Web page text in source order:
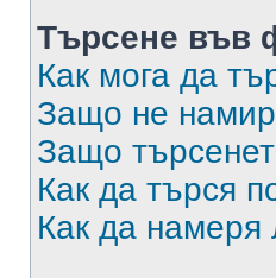
Търсене във
Как мога да
Защо не
Защо
Как да търся
Как да намеря